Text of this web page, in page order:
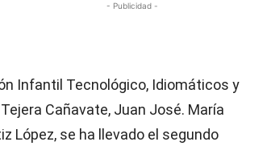
- Publicidad -
Infantil Tecnológico, Idiomáticos y
Cañavate, Juan José. María
López, se ha llevado el segundo